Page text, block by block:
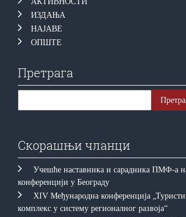
ИЗДАЊА
НАЈАВЕ
ОПШТЕ
Претрага
Скорашњи чланци
Учешће наставника и сарадника ПМФ-а
конференцији у Београду
XIV Међународна конференција
комплекс у систему регионалног развоја“